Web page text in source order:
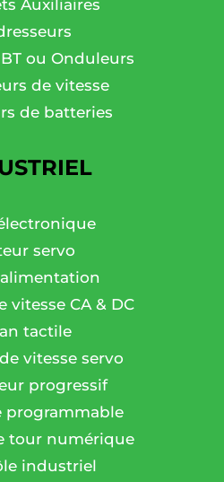
Auxiliaires
ou Onduleurs
de vitesse
de batteries
servo
vitesse CA & DC
tactile
vitesse servo
progressif
programmable
tour numérique
industriel